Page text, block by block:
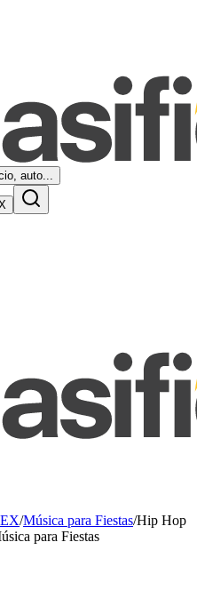
auto...
/Música para Fiestas/Hip Hop
para Fiestas